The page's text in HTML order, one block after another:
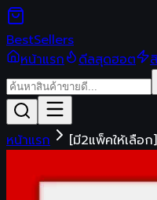
BestSellers
หน้าแรก
ดีลสุดฮอต
หน้าแรก [มี2แพ็คให้เลือ